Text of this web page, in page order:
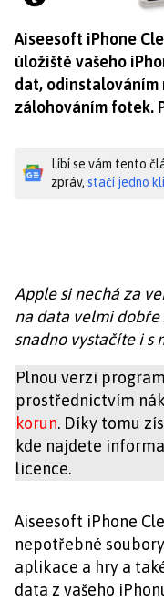
Aiseesoft iPhone
úložiště vašeho
dat, odinstalováním
zálohováním fotek.
Líbí se vám tento
zpráv, stačí jedno
Apple si nechá za
na data velmi dobře
snadno vystačíte i s
Plnou verzi
prostřednictvím
korun. Díky tomu
kde najdete
licence.
Aiseesoft iPhone
nepotřebné
aplikace a hry a
data z vašeho